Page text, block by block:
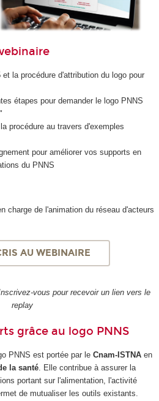
la procédure d'attribution du logo pour
étapes pour demander le logo PNNS
procédure au travers d'exemples
pour améliorer vos supports en
du PNNS
charge de l'animation du réseau d'acteurs
AU WEBINAIRE
vous pour recevoir un lien vers le
replay
grâce au logo PNNS
PNNS est portée par le Cnam-ISTNAen
la santé. Elle contribue à assurer la
portant sur l'alimentation, l'activité
de mutualiser les outils existants.